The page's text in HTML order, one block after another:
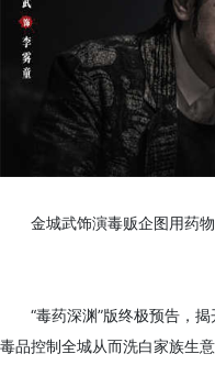
金城武饰演毒贩企图用药物
“毒药深渊”版终极预告，揭
毒品控制全城从而洗白家族生